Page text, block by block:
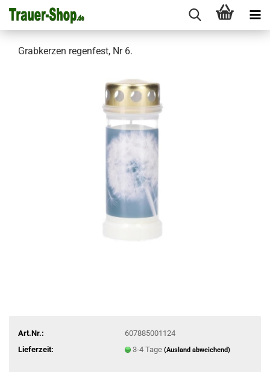
Grabkerzen regenfest, Nr 6.
Art.Nr.:
607885001124
Lieferzeit:
3-4 Tage (Ausland abweichend)